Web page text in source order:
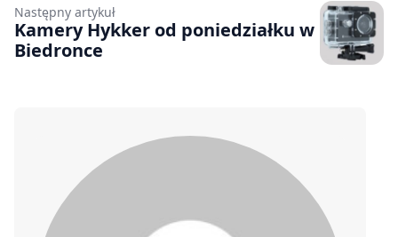
Następny artykuł
Kamery Hykker od poniedziałku w
Biedronce